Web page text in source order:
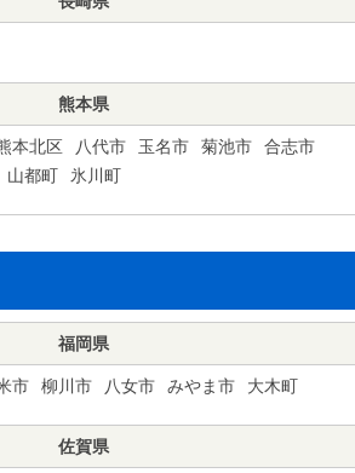
熊本県
本北区 八代市 玉名市 菊池市
合志市
山都町 氷川町
福岡県
市 柳川市 八女市 みやま市 大木町
佐賀県